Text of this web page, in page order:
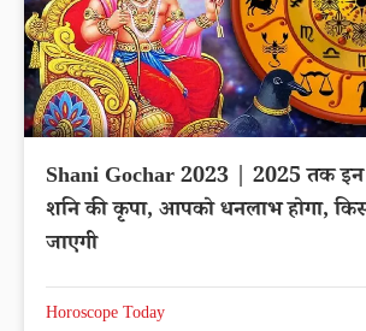
Shani Gochar 2023 | 2025 तक इन
शनि की कृपा, आपको धनलाभ होगा,
जाएगी
Horoscope Today